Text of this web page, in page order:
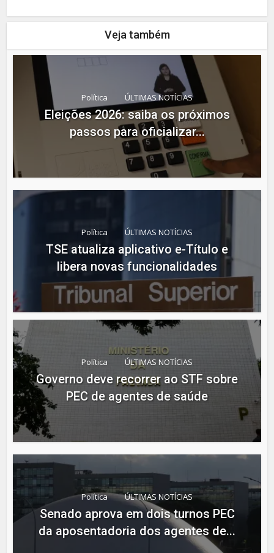
Veja também
Política ÚLTIMAS NOTÍCIAS
Eleições 2026: saiba os próximos
passos para oficializar...
Política ÚLTIMAS NOTÍCIAS
TSE atualiza aplicativo e-Título e
libera novas funcionalidades
Política ÚLTIMAS NOTÍCIAS
Governo deve recorrer ao STF sobre
PEC de agentes de saúde
Política ÚLTIMAS NOTÍCIAS
Senado aprova em dois turnos PEC
da aposentadoria dos agentes de...